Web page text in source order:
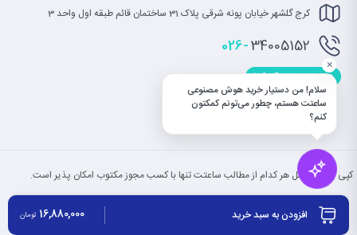
افزودن به سبد خرید 16,880,000 تومان
کرج گلشهر خیابان پونه شرقی پلاک 31 ساختمان قائم طبقه اول واحد 3
026-34005152
info@saatet.com
کپی بخش یا کل هر کدام از مطالب ساعتت تنها با کسب مجوز مکتوب امکان پذیر است.
سلام! من دستیار خرید هوش مصنوعی
ساعتت هستم، چطور می‌تونم کمکتون
کنم؟
×